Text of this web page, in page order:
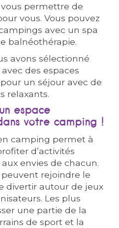
permettre de
vous. Vous pouvez
avec un spa
balnéothérapie.
avons sélectionné
des espaces
un séjour avec de
relaxants.
espace
votre camping !
camping permet à
d’activités
envies de chacun.
rejoindre le
divertir autour de jeux
Les plus
une partie de la
de sport et la